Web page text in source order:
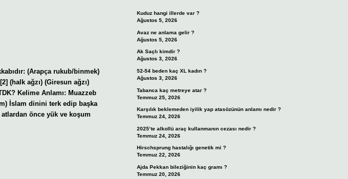
(Arapça rukub/binmek)
(halk ağzı) (Giresun ağzı)
Kelime Anlamı: Muazzeb
İslam dinini terk edip başka
önce yük ve koşum
Kuduz hangi illerde var ?
Ağustos 5, 2026
Avaz ne anlama gelir ?
Ağustos 5, 2026
Ak Saçlı kimdir ?
Ağustos 3, 2026
52-54 beden kaç XL kadın ?
Ağustos 3, 2026
Tabanca kaç metreye atar ?
Temmuz 25, 2026
Karşılık beklemeden iyilik yap atasözünün anlamı nedir ?
Temmuz 24, 2026
2025’te alkollü araç kullanmanın cezası nedir ?
Temmuz 24, 2026
Hirschsprung hastalığı genetik mi ?
Temmuz 22, 2026
Ajda Pekkan bileziğinin kaç gramı ?
Temmuz 20, 2026